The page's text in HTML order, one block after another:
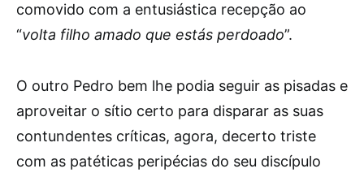
comovido com a entusiástica recepção ao
“volta filho amado que estás perdoado”.
O outro Pedro bem lhe podia seguir as pisadas e
aproveitar o sítio certo para disparar as suas
contundentes críticas, agora, decerto triste
com as patéticas peripécias do seu discípulo